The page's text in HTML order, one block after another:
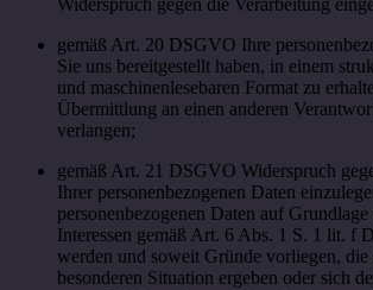
gemäß Art. 20 DSGVO Ihre
Sie uns bereitgestellt haben, in einem
und maschinenlesebaren Format zu
Übermittlung an einen anderen
verlangen;
gemäß Art. 21 DSGVO Widerspruch
Ihrer personenbezogenen Daten
personenbezogenen Daten auf
Interessen gemäß Art. 6 Abs. 1 S. 1 lit. f
werden und soweit Gründe vorliegen, die
besonderen Situation ergeben oder sich